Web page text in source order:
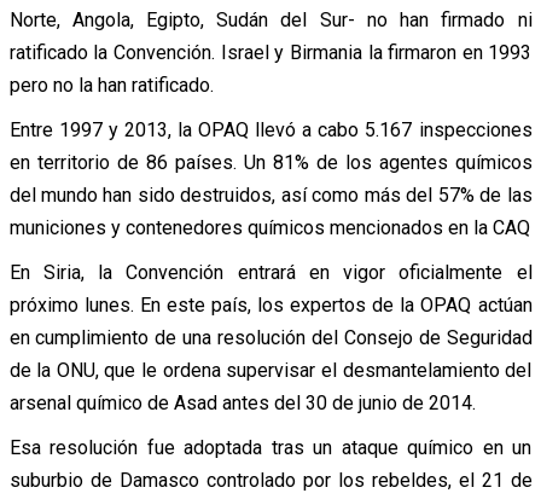
Norte, Angola, Egipto, Sudán del Sur- no han firmado ni
ratificado la Convención. Israel y Birmania la firmaron en 1993
pero no la han ratificado.
Entre 1997 y 2013, la OPAQ llevó a cabo 5.167 inspecciones
en territorio de 86 países. Un 81% de los agentes químicos
del mundo han sido destruidos, así como más del 57% de las
municiones y contenedores químicos mencionados en la CAQ
En Siria, la Convención entrará en vigor oficialmente el
próximo lunes. En este país, los expertos de la OPAQ actúan
en cumplimiento de una resolución del Consejo de Seguridad
de la ONU, que le ordena supervisar el desmantelamiento del
arsenal químico de Asad antes del 30 de junio de 2014.
Esa resolución fue adoptada tras un ataque químico en un
suburbio de Damasco controlado por los rebeldes, el 21 de